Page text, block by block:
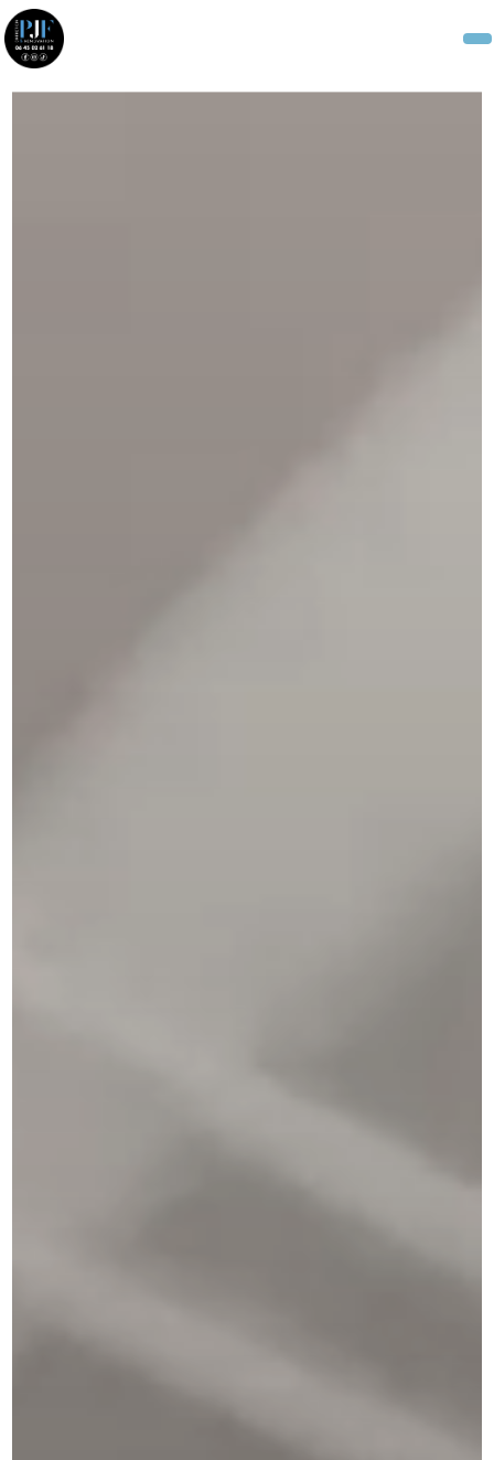
Panneau de gestion des cookies